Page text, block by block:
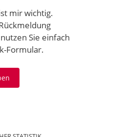
mir wichtig.
Sie einfach
Formular.